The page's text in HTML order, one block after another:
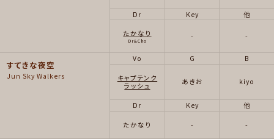
Dr
たかなり
Dr&Cho
Key
-
他
-
すてきな夜空
Jun Sky Walkers
Vo
キャプテンク
ラッシュ
G
あきお
B
kiyo
Dr
たかなり
Key
-
他
-